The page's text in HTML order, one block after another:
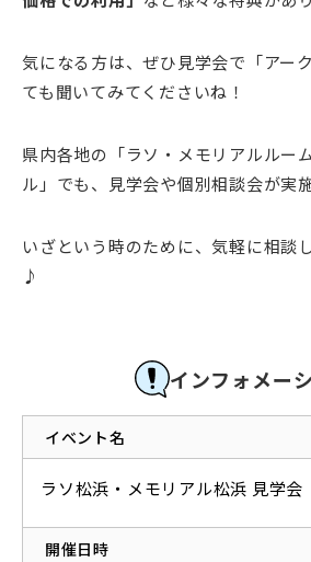
気になる方は、ぜひ見学会で「アー
ても聞いてみてくださいね！
県内各地の「ラソ・メモリアルルー
ル」でも、見学会や個別相談会が実
いざという時のために、気軽に相談
♪
インフォメー
イベント名
ラソ松浜・メモリアル松浜 見学会
開催日時